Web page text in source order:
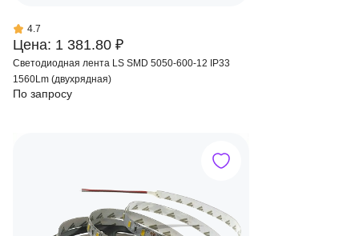
Цена: 1 381.80 ₽
4.7
Светодиодная лента LS SMD 5050-600-12 IP33
1560Lm (двухрядная)
По запросу